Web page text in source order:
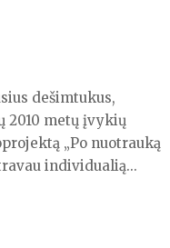
dešimtukus,
2010 metų įvykių
„Po nuotrauką
individualią...